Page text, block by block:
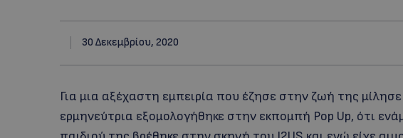
30 Δεκεμβρίου, 2020
Για μια αξέχαστη εμπειρία που έζησε στην ζωή της
ερμηνεύτρια εξομολογήθηκε στην εκπομπή Pop Up, ότι